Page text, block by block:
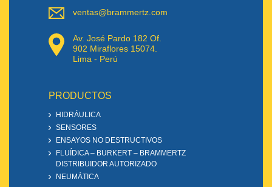
ventas@brammertz.com
Av. José Pardo 182 Of.
902 Miraflores 15074.
Lima - Perú
PRODUCTOS
HIDRÁULICA
SENSORES
ENSAYOS NO DESTRUCTIVOS
FLUÍDICA – BURKERT – BRAMMERTZ
DISTRIBUIDOR AUTORIZADO
NEUMÁTICA